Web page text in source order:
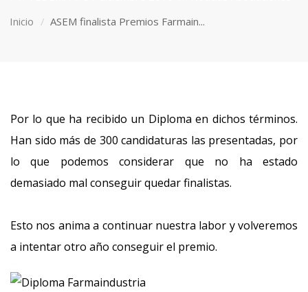
Inicio
ASEM finalista Premios Farmain...
Por lo que ha recibido un Diploma en dichos términos.
Han sido más de 300 candidaturas las presentadas, por
lo que podemos considerar que no ha estado
demasiado mal conseguir quedar finalistas.
Esto nos anima a continuar nuestra labor y volveremos
a intentar otro año conseguir el premio.